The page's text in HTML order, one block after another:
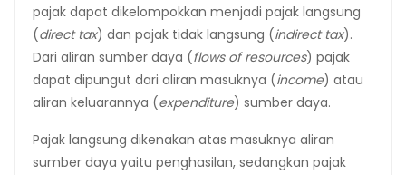
pajak dapat dikelompokkan menjadi pajak langsung
(direct tax) dan pajak tidak langsung (indirect tax).
Dari aliran sumber daya (flows of resources) pajak
dapat dipungut dari aliran masuknya (income) atau
aliran keluarannya (expenditure) sumber daya.
Pajak langsung dikenakan atas masuknya aliran
sumber daya yaitu penghasilan, sedangkan pajak